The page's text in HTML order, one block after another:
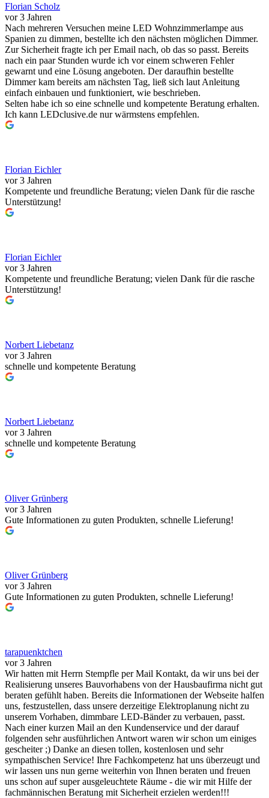
Florian Scholz
vor 3 Jahren
Nach mehreren Versuchen meine LED Wohnzimmerlampe aus
Spanien zu dimmen, bestellte ich den nächsten möglichen Dimmer.
Zur Sicherheit fragte ich per Email nach, ob das so passt. Bereits
nach ein paar Stunden wurde ich vor einem schweren Fehler
gewarnt und eine Lösung angeboten. Der daraufhin bestellte
Dimmer kam bereits am nächsten Tag, ließ sich laut Anleitung
einfach einbauen und funktioniert, wie beschrieben.
Selten habe ich so eine schnelle und kompetente Beratung erhalten.
Ich kann LEDclusive.de nur wärmstens empfehlen.
Florian Eichler
vor 3 Jahren
Kompetente und freundliche Beratung; vielen Dank für die rasche
Unterstützung!
Florian Eichler
vor 3 Jahren
Kompetente und freundliche Beratung; vielen Dank für die rasche
Unterstützung!
Norbert Liebetanz
vor 3 Jahren
schnelle und kompetente Beratung
Norbert Liebetanz
vor 3 Jahren
schnelle und kompetente Beratung
Oliver Grünberg
vor 3 Jahren
Gute Informationen zu guten Produkten, schnelle Lieferung!
Oliver Grünberg
vor 3 Jahren
Gute Informationen zu guten Produkten, schnelle Lieferung!
tarapuenktchen
vor 3 Jahren
Wir hatten mit Herrn Stempfle per Mail Kontakt, da wir uns bei der
Realisierung unseres Bauvorhabens von der Hausbaufirma nicht gut
beraten gefühlt haben. Bereits die Informationen der Webseite halfen
uns, festzustellen, dass unsere derzeitige Elektroplanung nicht zu
unserem Vorhaben, dimmbare LED-Bänder zu verbauen, passt.
Nach einer kurzen Mail an den Kundenservice und der darauf
folgenden sehr ausführlichen Antwort waren wir schon um einiges
gescheiter ;) Danke an diesen tollen, kostenlosen und sehr
sympathischen Service! Ihre Fachkompetenz hat uns überzeugt und
wir lassen uns nun gerne weiterhin von Ihnen beraten und freuen
uns schon auf super ausgeleuchtete Räume - die wir mit Hilfe der
fachmännischen Beratung mit Sicherheit erzielen werden!!!